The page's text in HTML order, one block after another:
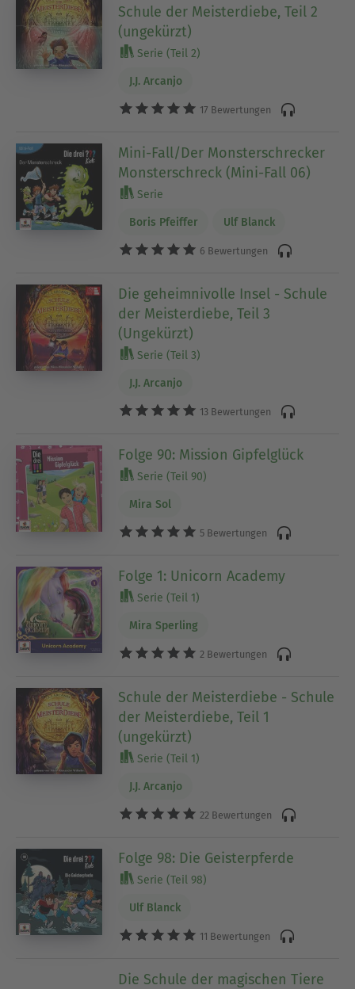
Schule der Meisterdiebe, Teil 2
(ungekürzt)
Serie (Teil 2)
J.J. Arcanjo
17 Bewertungen
Mini-Fall/Der Monsterschrecker
Monsterschreck (Mini-Fall 06)
Serie
Boris Pfeiffer Ulf Blanck
6 Bewertungen
Die geheimnivolle Insel - Schule
der Meisterdiebe, Teil 3
(Ungekürzt)
Serie (Teil 3)
J.J. Arcanjo
13 Bewertungen
Folge 90: Mission Gipfelglück
Serie (Teil 90)
Mira Sol
5 Bewertungen
Folge 1: Unicorn Academy
Serie (Teil 1)
Mira Sperling
2 Bewertungen
Schule der Meisterdiebe - Schule
der Meisterdiebe, Teil 1
(ungekürzt)
Serie (Teil 1)
J.J. Arcanjo
22 Bewertungen
Folge 98: Die Geisterpferde
Serie (Teil 98)
Ulf Blanck
11 Bewertungen
Die Schule der magischen Tiere